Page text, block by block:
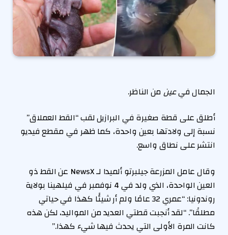
الجمال فيعينمن الناظر.
أطلق على قطة صغيرة في البرازيل لقب “القط العملاق”
نسبة إلى ولادتها بعين واحدة، كما ظهر في مقطع فيديو
انتشر على نطاق واسع.
وقال عامل المزرعة جيلبرتو ألميدا لـ NewsX عن القط ذو
العين الواحدة، الذي ولد في 4 نوفمبر في فيلهينا بولاية
روندونيا: “عمري 32 عامًا ولم أر شيئًا كهذا في حياتي
مطلقًا”. “لقد أنجبت قطتي العديد من المواليد، لكن هذه
كانت المرة الأولى التي يحدث فيها شيء كهذا.”